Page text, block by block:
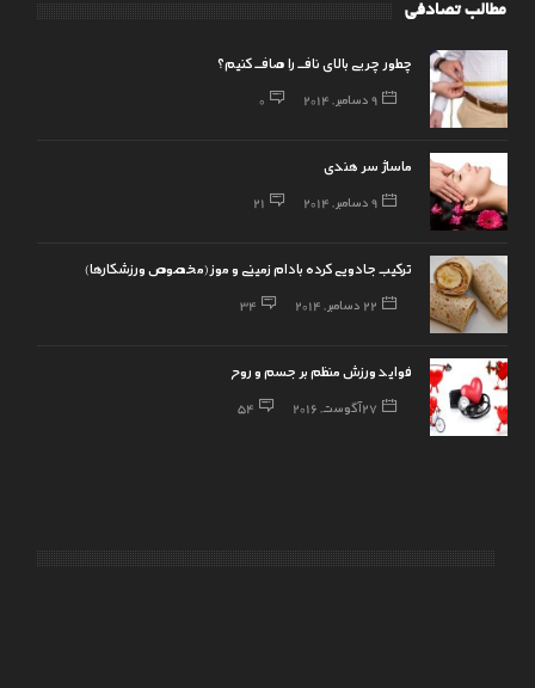
مطالب تصادفی
چطور چربی بالای ناف را صاف کنیم؟
9 دسامبر, 2014 0
ماساژ سر هندی
9 دسامبر, 2014 21
ترکیب جادویی کرده بادام زمینی و موز(مخصوص ورزشکارها)
22 دسامبر, 2014 34
فواید ورزش منظم بر جسم و روح
27 آگوست, 2016 54